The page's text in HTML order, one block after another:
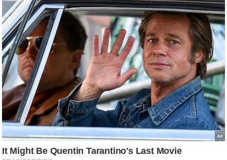
स्खे
प
र्य
ट
न
स्थ
ल
फि
ट
ने
स
मं